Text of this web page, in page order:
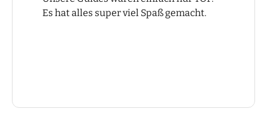
Es hat alles super viel Spaß gemacht.